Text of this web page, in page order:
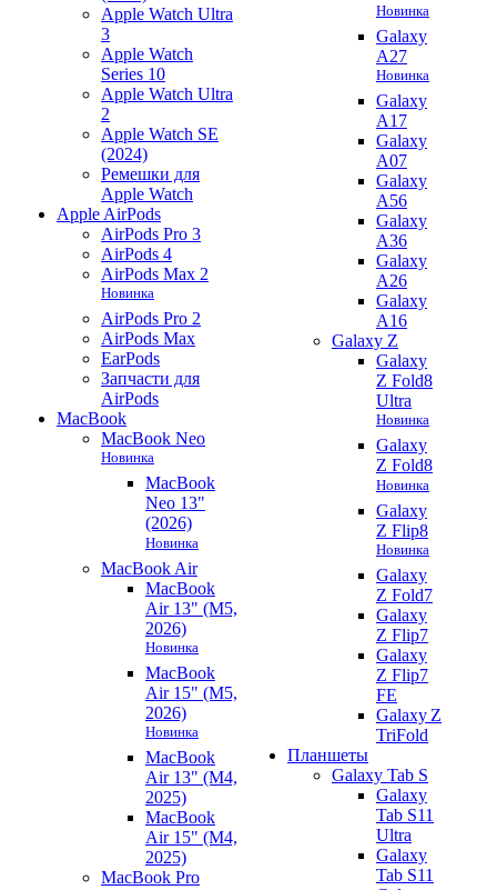
Apple Watch Ultra
3
Apple Watch
Series 10
Apple Watch Ultra
2
Apple Watch SE
(2024)
Ремешки для
Apple Watch
Apple AirPods
AirPods Pro 3
AirPods 4
AirPods Max 2
Новинка
AirPods Pro 2
AirPods Max
EarPods
Запчасти для
AirPods
MacBook
MacBook Neo
Новинка
MacBook
Neo 13"
(2026)
Новинка
MacBook Air
MacBook
Air 13" (M5,
2026)
Новинка
MacBook
Air 15" (M5,
2026)
Новинка
MacBook
Air 13" (M4,
2025)
MacBook
Air 15" (M4,
2025)
MacBook Pro
Новинка
Galaxy
A27
Новинка
Galaxy
A17
Galaxy
A07
Galaxy
A56
Galaxy
A36
Galaxy
A26
Galaxy
A16
Galaxy Z
Galaxy
Z Fold8
Ultra
Новинка
Galaxy
Z Fold8
Новинка
Galaxy
Z Flip8
Новинка
Galaxy
Z Fold7
Galaxy
Z Flip7
Galaxy
Z Flip7
FE
Galaxy Z
TriFold
Планшеты
Galaxy Tab S
Galaxy
Tab S11
Ultra
Galaxy
Tab S11